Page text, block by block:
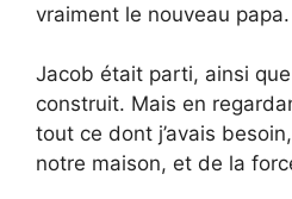
vraiment le nouveau papa.
Jacob était parti, ainsi que
construit. Mais en
tout ce dont j’avais besoin,
notre maison, et de la